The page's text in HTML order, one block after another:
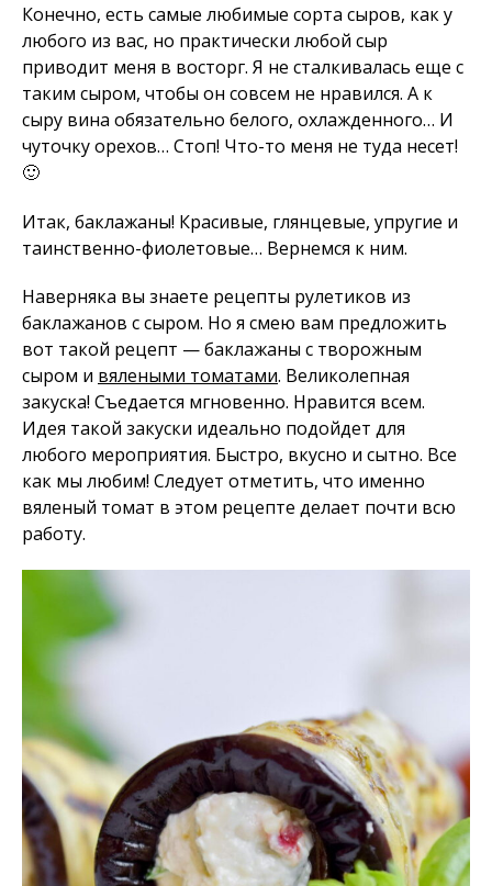
Конечно, есть самые любимые сорта сыров, как у
любого из вас, но практически любой сыр
приводит меня в восторг. Я не сталкивалась еще с
таким сыром, чтобы он совсем не нравился. А к
сыру вина обязательно белого, охлажденного… И
чуточку орехов… Стоп! Что-то меня не туда несет!
🙂
Итак, баклажаны! Красивые, глянцевые, упругие и
таинственно-фиолетовые… Вернемся к ним.
Наверняка вы знаете рецепты рулетиков из
баклажанов с сыром. Но я смею вам предложить
вот такой рецепт — баклажаны с творожным
сыром и вялеными томатами. Великолепная
закуска! Съедается мгновенно. Нравится всем.
Идея такой закуски идеально подойдет для
любого мероприятия. Быстро, вкусно и сытно. Все
как мы любим! Следует отметить, что именно
вяленый томат в этом рецепте делает почти всю
работу.